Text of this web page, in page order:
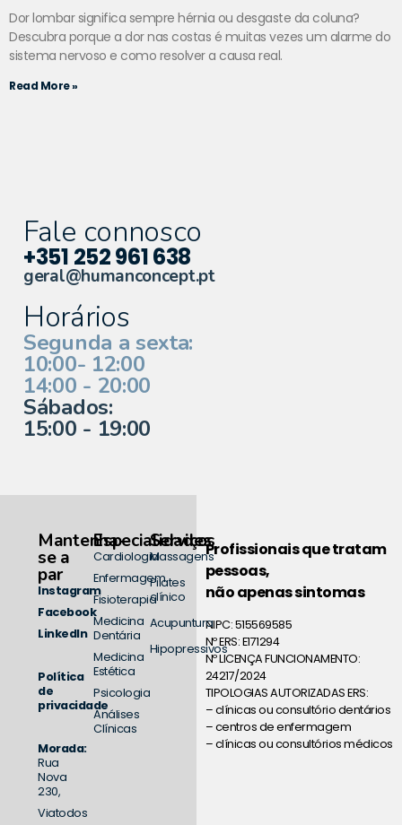
Dor lombar significa sempre hérnia ou desgaste da coluna?
Descubra porque a dor nas costas é muitas vezes um alarme do
sistema nervoso e como resolver a causa real.
Read More »
Fale connosco
+351 252 961 638
geral@humanconcept.pt
Horários
Segunda a sexta:
10:00- 12:00
14:00 - 20:00
Sábados:
15:00 - 19:00
Profissionais que tratam
pessoas,
não apenas sintomas
NIPC: 515569585
Nº ERS: E171294
Nº LICENÇA FUNCIONAMENTO:
24217/2024
TIPOLOGIAS AUTORIZADAS ERS:
– clínicas ou consultório dentários
– centros de enfermagem
– clínicas ou consultórios médicos
Mantenha-
se a
par
Instagram
Facebook
LinkedIn
Política
de
privacidade
Morada:
Rua
Nova
230,
Viatodos
Especialidades
Cardiologia
Enfermagem
Fisioterapia
Medicina
Dentária
Medicina
Estética
Psicologia
Análises
Clínicas
Serviços
Massagens
Pilates
clínico
Acupuntura
Hipopressivos